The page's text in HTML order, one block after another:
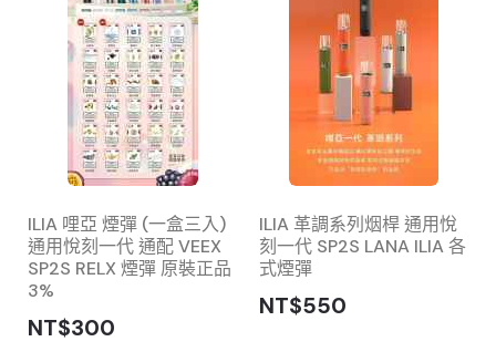
ILIA 哩亞 煙彈 (一盒三入)
通用悅刻一代 通配 VEEX
SP2S RELX 煙彈 原裝正品
3%
NT$300
ILIA 革調系列烟桿 通用悅
刻一代 SP2S LANA ILIA 各
式煙彈
NT$550